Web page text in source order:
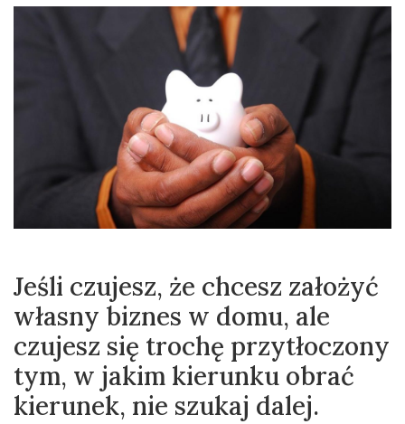
Jeśli czujesz, że chcesz założyć
własny biznes w domu, ale
czujesz się trochę przytłoczony
tym, w jakim kierunku obrać
kierunek, nie szukaj dalej.